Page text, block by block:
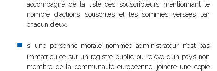
accompagné de la liste des souscripteurs mentionnant le
nombre d’actions souscrites et les sommes versées par
chacun d’eux.
si une personne morale nommée administrateur n’est pas
immatriculée sur un registre public ou relève d’un pays non
membre de la communauté européenne, joindre une copie